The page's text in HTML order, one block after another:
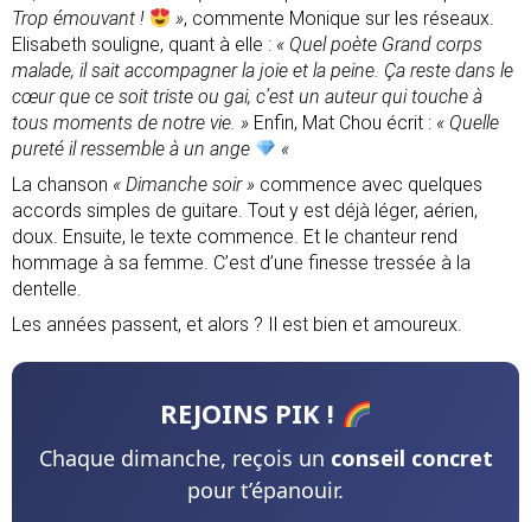
Trop émouvant !
», commente Monique sur les réseaux.
Elisabeth souligne, quant à elle : « Quel poète Grand corps
malade, il sait accompagner la joie et la peine. Ça reste dans le
cœur que ce soit triste ou gai, c’est un auteur qui touche à
tous moments de notre vie. » Enfin, Mat Chou écrit : « Quelle
pureté il ressemble à un ange
«
La chanson « Dimanche soir » commence avec quelques
accords simples de guitare. Tout y est déjà léger, aérien,
doux. Ensuite, le texte commence. Et le chanteur rend
hommage à sa femme. C’est d’une finesse tressée à la
dentelle.
Les années passent, et alors ? Il est bien et amoureux.
REJOINS PIK !
Chaque dimanche, reçois un conseil concret
pour t’épanouir.